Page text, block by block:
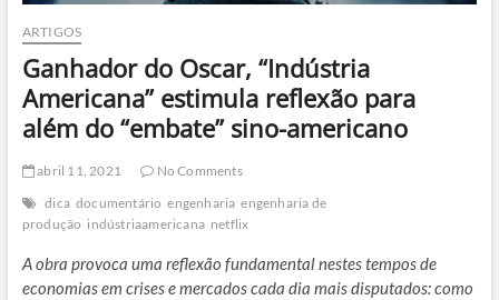
ARTIGOS
Ganhador do Oscar, “Indústria
Americana” estimula reflexão para
além do “embate” sino-americano
abril 11, 2021
No Comments
dica documentário engenharia engenharia de
produção indústriaamericana netflix
A obra provoca uma reflexão fundamental nestes tempos de
economias em crises e mercados cada dia mais disputados: como